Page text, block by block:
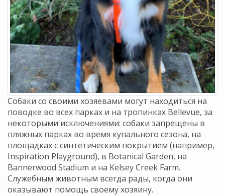
Собаки со своими хозяевами могут находиться на
поводке во всех парках и на тропинках Bellevue, за
некоторыми исключениями: собаки запрещены в
пляжных парках во время купального сезона, на
площадках с синтетическим покрытием (например,
Inspiration Playground), в Botanical Garden, на
Bannerwood Stadium и на Kelsey Creek Farm.
Служебным животным всегда рады, когда они
оказывают помощь своему хозяину.